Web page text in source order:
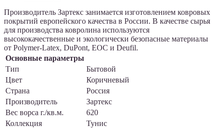
Производитель Зартекс занимается изготовлением ковровых
покрытий европейского качества в России. В качестве сырья
для производства ковролина используются
высококачественные и экологически безопасные материалы
от Polymer-Latex, DuPont, EOC и Deufil.
Основные параметры
Тип
Бытовой
Цвет
Коричневый
Страна
Россия
Производитель
Зартекс
Вес ворса г./кв.м.
620
Коллекция
Тунис